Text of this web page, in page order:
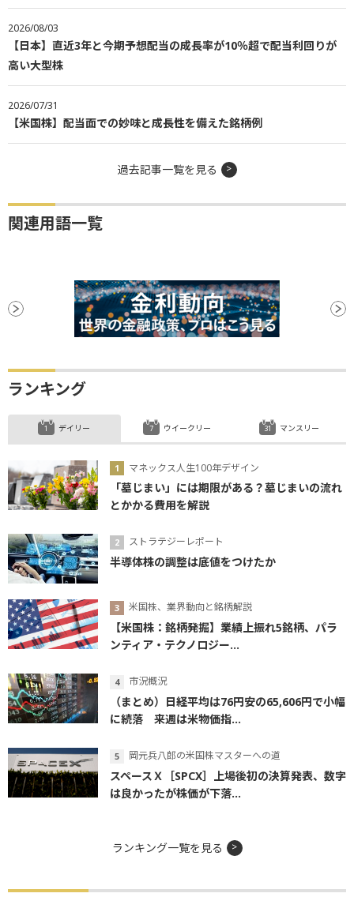
2026/08/03
【日本】直近3年と今期予想配当の成長率が10％超で配当利回りが
高い大型株
2026/07/31
【米国株】配当面での妙味と成長性を備えた銘柄例
過去記事一覧を見る
関連用語一覧
ランキング
デイリー
マネックス人生100年デザイン
「墓じまい」には期限がある？墓じまいの流れ
とかかる費用を解説
ストラテジーレポート
半導体株の調整は底値をつけたか
米国株、業界動向と銘柄解説
【米国株：銘柄発掘】業績上振れ5銘柄、パラ
ンティア・テクノロジー...
市況概況
（まとめ）日経平均は76円安の65,606円で小幅
に続落 来週は米物価指...
岡元兵八郎の米国株マスターへの道
スペースＸ［SPCX］上場後初の決算発表、数字
は良かったが株価が下落...
ウイークリー マンスリー
ランキング一覧を見る